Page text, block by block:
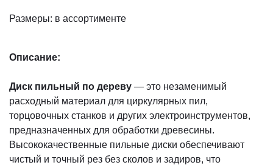
Размеры: в ассортименте
Описание:
Диск пильный по дереву — это незаменимый
расходный материал для циркулярных пил,
торцовочных станков и других электроинструментов,
предназначенных для обработки древесины.
Высококачественные пильные диски обеспечивают
чистый и точный рез без сколов и задиров, что